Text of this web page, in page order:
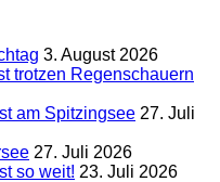
3. August 2026
trotzen Regenschauern
am Spitzingsee 27. Juli
27. Juli 2026
so weit! 23. Juli 2026